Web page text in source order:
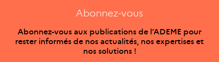
Abonnez-vous
Abonnez-vous aux publications de l’ADEME pour
rester informés de nos actualités, nos expertises et
nos solutions !